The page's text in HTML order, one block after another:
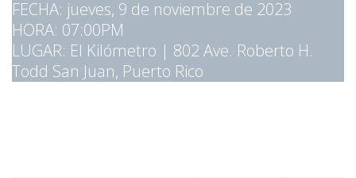
FECHA: jueves, 9 de noviembre de 2023
HORA: 07:00PM
LUGAR: El Kilómetro | 802 Ave. Roberto H.
Todd San Juan, Puerto Rico